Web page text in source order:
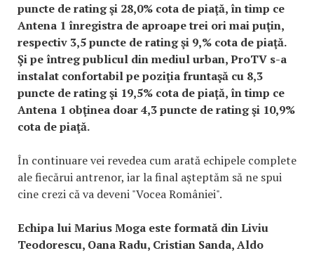
puncte de rating şi 28,0% cota de piaţă, în timp ce
Antena 1 înregistra de aproape trei ori mai puţin,
respectiv 3,5 puncte de rating şi 9,% cota de piaţă.
Şi pe întreg publicul din mediul urban, ProTV s-a
instalat confortabil pe poziţia fruntaşă cu 8,3
puncte de rating şi 19,5% cota de piaţă, în timp ce
Antena 1 obţinea doar 4,3 puncte de rating şi 10,9%
cota de piaţă.
În continuare vei revedea cum arată echipele complete
ale fiecărui antrenor, iar la final aşteptăm să ne spui
cine crezi că va deveni "Vocea României".
Echipa lui Marius Moga este formată din Liviu
Teodorescu, Oana Radu, Cristian Sanda, Aldo